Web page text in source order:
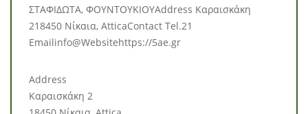
ΣΤΑΦΙΔΩΤΑ, ΦΟΥΝΤΟΥΚΙΟΥAddress Καραισκάκη
218450 Νίκαια, AtticaContact Tel.21
Emailinfo@Websitehttps://5ae.gr
Address
Καραισκάκη 2